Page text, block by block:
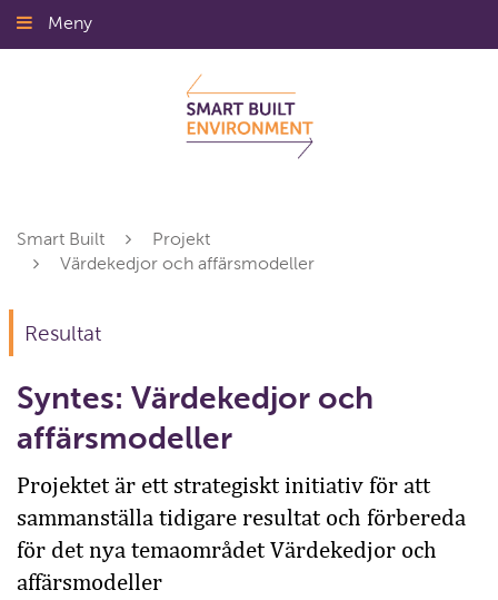
Gå
till
Meny
Smart Built
Projekt
Värdekedjor och affärsmodeller
Resultat
Syntes: Värdekedjor och
affärsmodeller
Projektet är ett strategiskt initiativ för att
sammanställa tidigare resultat och förbereda
för det nya temaområdet Värdekedjor och
affärsmodeller